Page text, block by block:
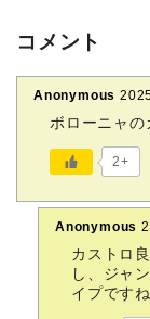
コメント
Anonymous
ボローニャ
2+
Anonymous
カストロ
し、ジャ
イプですね